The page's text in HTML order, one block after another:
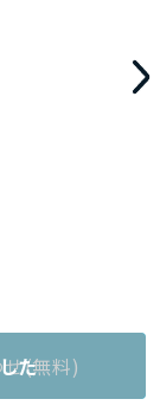
(無料)
た